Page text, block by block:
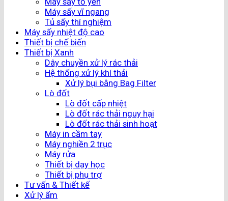
Máy sấy vĩ ngang
Tủ sấy thí nghiệm
Máy sấy nhiệt độ cao
Thiết bị chế biến
Thiết bị Xanh
Dây chuyền xử lý rác thải
Hệ thống xử lý khí thải
Xử lý bụi bằng Bag Filter
Lò đốt
Lò đốt cấp nhiệt
Lò đốt rác thải nguy hại
Lò đốt rác thải sinh hoạt
Máy in cầm tay
Máy nghiền 2 trục
Máy rửa
Thiết bị dạy học
Thiết bị phụ trợ
Tư vấn & Thiết kế
Xử lý ẩm